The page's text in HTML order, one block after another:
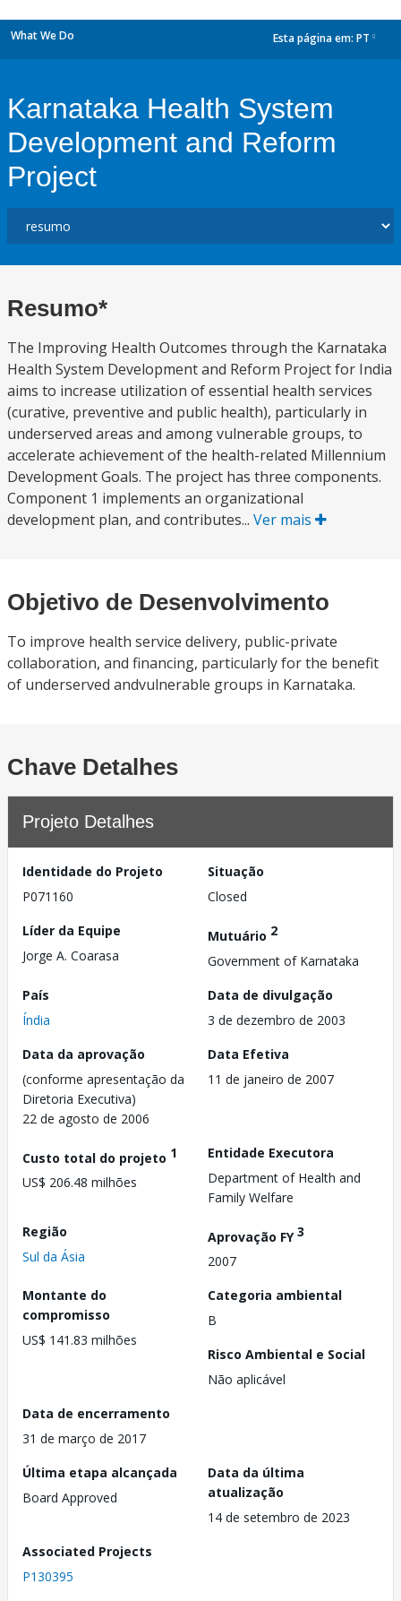
What We Do Esta página em: PT
Karnataka Health System
Development and Reform
Project
Resumo*
The Improving Health Outcomes through the Karnataka
Health System Development and Reform Project for India
aims to increase utilization of essential health services
(curative, preventive and public health), particularly in
underserved areas and among vulnerable groups, to
accelerate achievement of the health-related Millennium
Development Goals. The project has three components.
Component 1 implements an organizational
development plan, and contributes... Ver mais
Objetivo de Desenvolvimento
To improve health service delivery, public-private
collaboration, and financing, particularly for the benefit
of underserved andvulnerable groups in Karnataka.
Chave Detalhes
Projeto Detalhes
Identidade do Projeto
P071160
Situação
Closed
Líder da Equipe
Jorge A. Coarasa
Mutuário 2
Government of Karnataka
País
Índia
Data de divulgação
3 de dezembro de 2003
Data da aprovação
(conforme apresentação da
Diretoria Executiva)
22 de agosto de 2006
Data Efetiva
11 de janeiro de 2007
Custo total do projeto 1
US$ 206.48 milhões
Entidade Executora
Department of Health and
Family Welfare
Região
Sul da Ásia
Aprovação FY3
2007
Montante do
compromisso
US$ 141.83 milhões
Categoria ambiental
B
Risco Ambiental e Social
Não aplicável
Data de encerramento
31 de março de 2017
Última etapa alcançada
Board Approved
Data da última
atualização
14 de setembro de 2023
Associated Projects
P130395